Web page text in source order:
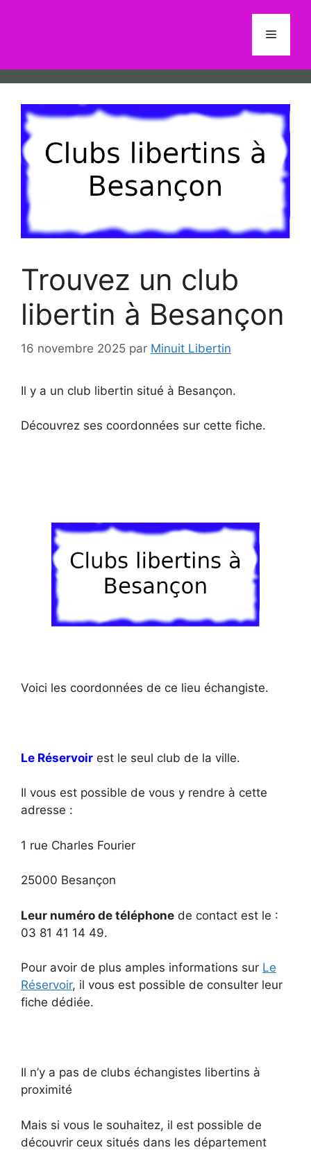
Menu
Trouvez un club
libertin à Besançon
16 novembre 2025 par Minuit Libertin
Il y a un club libertin situé à Besançon.
Découvrez ses coordonnées sur cette fiche.
Voici les coordonnées de ce lieu échangiste.
Le Réservoir est le seul club de la ville.
Il vous est possible de vous y rendre à cette
adresse :
1 rue Charles Fourier
25000 Besançon
Leur numéro de téléphone de contact est le :
03 81 41 14 49.
Pour avoir de plus amples informations sur Le
Réservoir, il vous est possible de consulter leur
fiche dédiée.
Il n’y a pas de clubs échangistes libertins à
proximité
Mais si vous le souhaitez, il est possible de
découvrir ceux situés dans les département